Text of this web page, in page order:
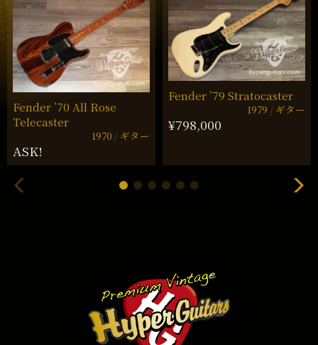
Fender ’70 All Rose
Telecaster
1970 ギター
ASK!
Fender ’79 Stratocaster
1979 ギター
¥798,000